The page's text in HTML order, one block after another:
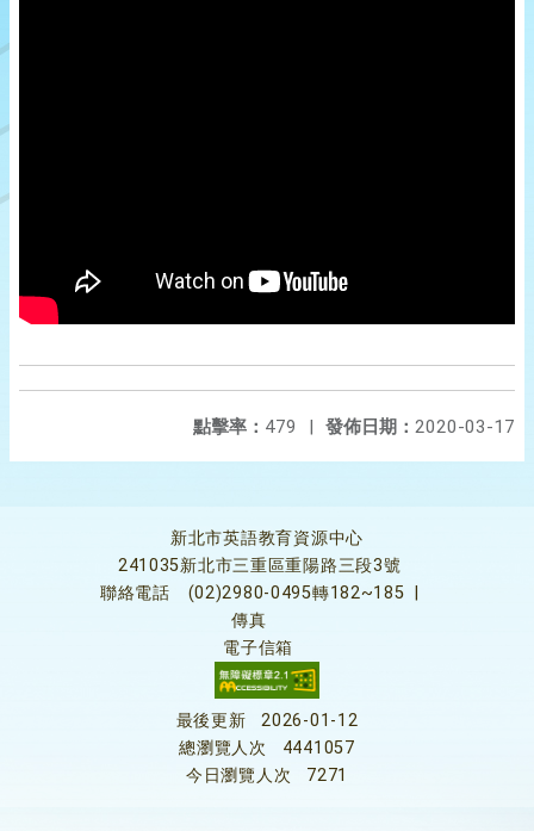
發佈日期： 2020-03-17
點擊率： 479 |
新北市英語教育資源中心
241035新北市三重區重陽路三段3號
聯絡電話
(02)2980-0495轉182~185
傳真
電子信箱
最後更新
2026-01-12
總瀏覽人次
4441057
今日瀏覽人次
7271